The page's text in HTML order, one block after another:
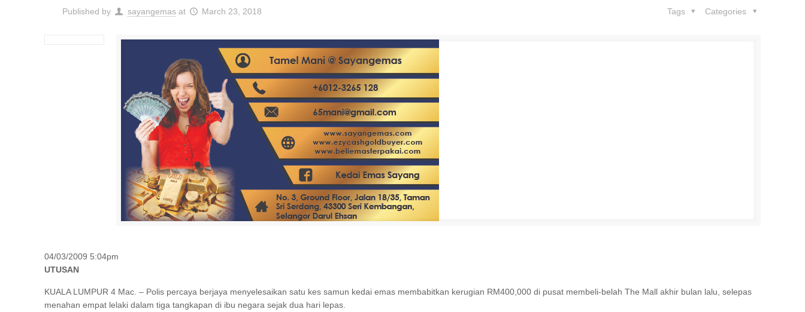
Published by sayangemas at March 23, 2018 Categories
Tags
04/03/2009 5:04pm
UTUSAN
KUALA LUMPUR 4 Mac. – Polis percaya berjaya menyelesaikan satu kes samun kedai emas membabitkan kerugian RM400,000 di pusat membeli-belah The Mall akhir bulan lalu, selepas
menahan empat lelaki dalam tiga tangkapan di ibu negara sejak dua hari lepas.